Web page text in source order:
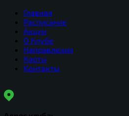
Главная
Расписание
Акции
О Клубе
Направления
Карты
Контакты